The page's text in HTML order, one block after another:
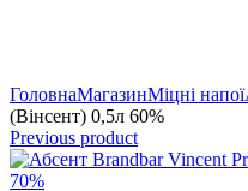
ГоловнаМагазинМіцні напої
(Вінсент) 0,5л 60%
Previous product